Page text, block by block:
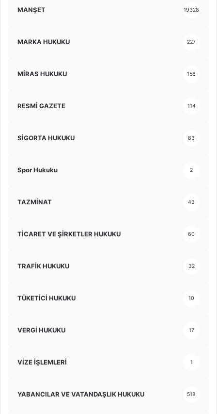
MANŞET 19328
MARKA HUKUKU 227
MİRAS HUKUKU 156
RESMİ GAZETE 114
SİGORTA HUKUKU 83
Spor Hukuku 2
TAZMİNAT 43
TİCARET VE ŞİRKETLER HUKUKU 60
TRAFİK HUKUKU 32
TÜKETİCİ HUKUKU 10
VERGİ HUKUKU 17
VİZE İŞLEMLERİ 1
YABANCILAR VE VATANDAŞLIK HUKUKU 518